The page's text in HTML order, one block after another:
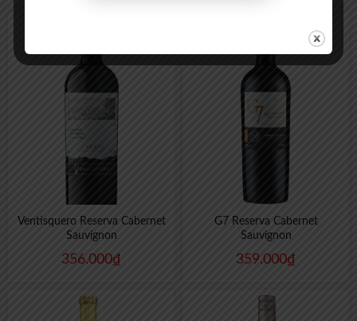
Ventisquero Reserva Cabernet
Sauvignon
356.000₫
G7 Reserva Cabernet
Sauvignon
359.000₫